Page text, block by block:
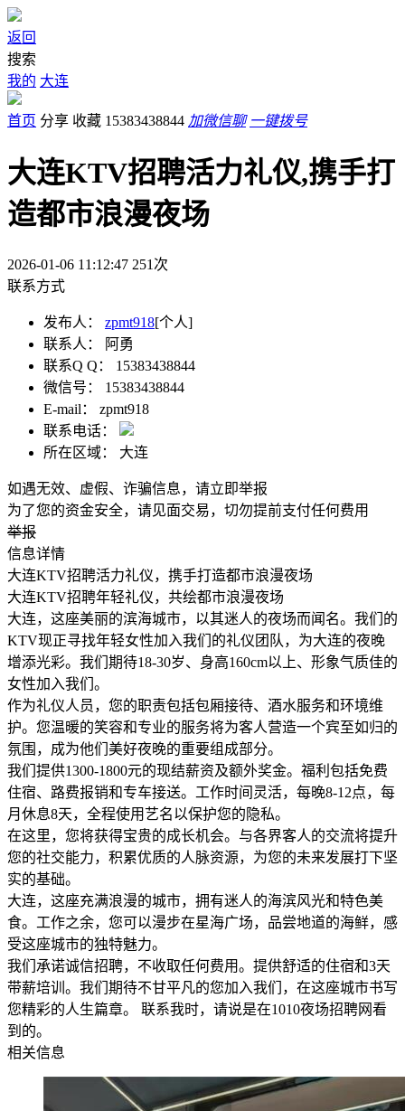
返回
搜索
我的 大连
首页 分享 收藏 15383438844 加微信聊 一键拨号
大连KTV招聘活力礼仪,携手打
造都市浪漫夜场
2026-01-06 11:12:47 251 次
联系方式
发布人： zpmt918[个人]
联系人：
阿勇
联系Q Q：
15383438844
微信号：
15383438844
E-mail：
zpmt918
联系电话：
所在区域：
大连
如遇无效、虚假、诈骗信息，请立即举报
为了您的资金安全，请见面交易，切勿提前支付任何费用
举报
信息详情
大连KTV招聘活力礼仪，携手打造都市浪漫夜场
大连KTV招聘年轻礼仪，共绘都市浪漫夜场
大连，这座美丽的滨海城市，以其迷人的夜场而闻名。我们的
KTV现正寻找年轻女性加入我们的礼仪团队，为大连的夜晚
增添光彩。我们期待18-30岁、身高160cm以上、形象气质佳的
女性加入我们。
作为礼仪人员，您的职责包括包厢接待、酒水服务和环境维
护。您温暖的笑容和专业的服务将为客人营造一个宾至如归的
氛围，成为他们美好夜晚的重要组成部分。
我们提供1300-1800元的现结薪资及额外奖金。福利包括免费
住宿、路费报销和专车接送。工作时间灵活，每晚8-12点，每
月休息8天，全程使用艺名以保护您的隐私。
在这里，您将获得宝贵的成长机会。与各界客人的交流将提升
您的社交能力，积累优质的人脉资源，为您的未来发展打下坚
实的基础。
大连，这座充满浪漫的城市，拥有迷人的海滨风光和特色美
食。工作之余，您可以漫步在星海广场，品尝地道的海鲜，感
受这座城市的独特魅力。
我们承诺诚信招聘，不收取任何费用。提供舒适的住宿和3天
带薪培训。我们期待不甘平凡的您加入我们，在这座城市书写
您精彩的人生篇章。 联系我时，请说是在1010夜场招聘网看
到的。
相关信息